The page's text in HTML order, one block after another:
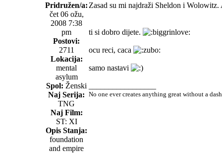
Pridružen/a:
čet 06 ožu,
2008 7:38
pm
Postovi:
2711
Lokacija:
mental
asylum
Spol: Ženski
Naj Serija:
TNG
Naj Film:
ST: XI
Opis Stanja:
foundation
and empire
Zasad su mi najdraži Sheldon i
ti si dobro dijete.
ocu reci, caca
samo nastavi
No one ever creates anything great without a